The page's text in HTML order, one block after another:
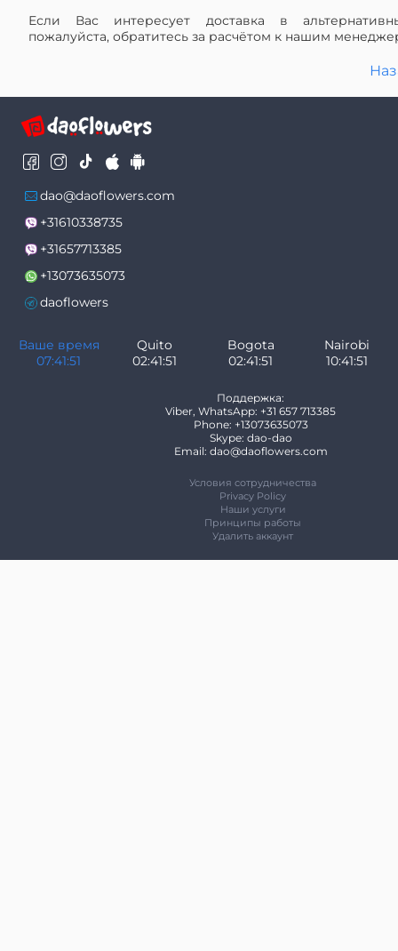
Если Вас интересует доставка в
пожалуйста, обратитесь за расчётом к нашим
dao@daoflowers.com
+31610338735
+31657713385
+13073635073
daoflowers
Ваше время
07:41:51
Quito
02:41:51
Bogota
02:41:51
Nairobi
10:41:51
Поддержка:
Viber, WhatsApp: +31 657 713385
Phone: +13073635073
Skype: dao-dao
Email: dao@daoflowers.com
Условия сотрудничества
Privacy Policy
Наши услуги
Принципы работы
Удалить аккаунт